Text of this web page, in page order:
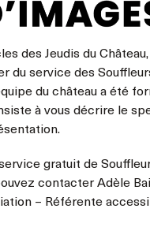
des Jeudis du Château,
du service des
du château a été
à vous décrire le
gratuit de
contacter Adèle
– Référente